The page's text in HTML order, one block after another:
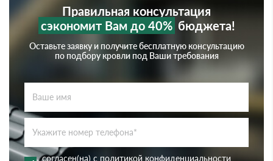
Правильная консультация
сэкономит Вам до 40% бюджета!
Оставьте заявку и получите бесплатную консультацию
по подбору кровли под Ваши требования
согласен(на) с политикой конфиденциальности